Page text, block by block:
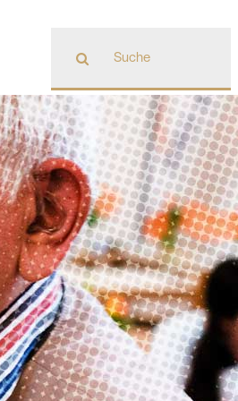
nach: